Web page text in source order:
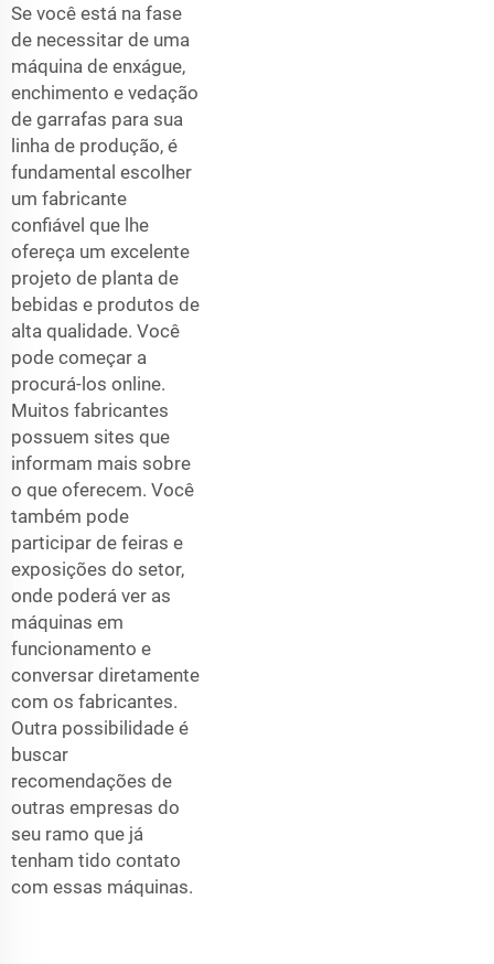
Se você está na fase
de necessitar de uma
máquina de enxágue,
enchimento e vedação
de garrafas para sua
linha de produção, é
fundamental escolher
um fabricante
confiável que lhe
ofereça um excelente
projeto de planta de
bebidas e produtos de
alta qualidade. Você
pode começar a
procurá-los online.
Muitos fabricantes
possuem sites que
informam mais sobre
o que oferecem. Você
também pode
participar de feiras e
exposições do setor,
onde poderá ver as
máquinas em
funcionamento e
conversar diretamente
com os fabricantes.
Outra possibilidade é
buscar
recomendações de
outras empresas do
seu ramo que já
tenham tido contato
com essas máquinas.